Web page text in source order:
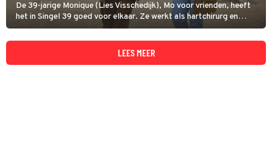
De 39-jarige Monique (Lies Visschedijk), Mo voor vrienden, heeft
het in Singel 39 goed voor elkaar. Ze werkt als hartchirurg en
woont in een mooi pand aan de Singel in Den Haag.
LEES MEER